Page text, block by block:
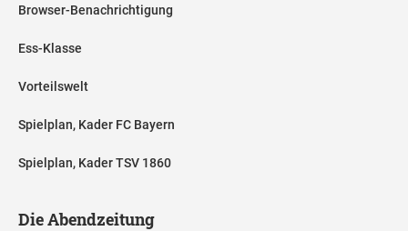
Browser-Benachrichtigung
Ess-Klasse
Vorteilswelt
Spielplan, Kader FC Bayern
Spielplan, Kader TSV 1860
Die Abendzeitung